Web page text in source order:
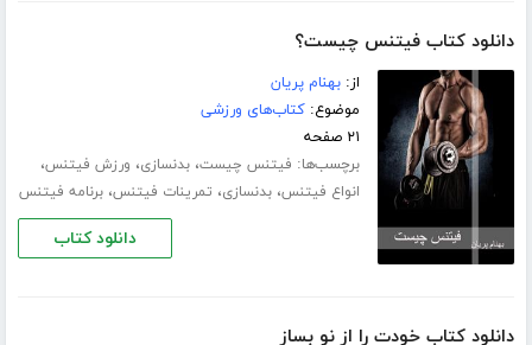
دانلود کتاب فیتنس چیست؟
از:بهنام پریان
موضوع:کتاب‌های ورزشی
۲۱ صفحه
برچسب‌ها: فیتنس چیست،بدنسازی، ورزش فیتنس،
انواع فیتنس،بدنسازی، تمرینات فیتنس،برنامه فیتنس
دانلود کتاب
دانلود کتاب خودت را از نو بساز